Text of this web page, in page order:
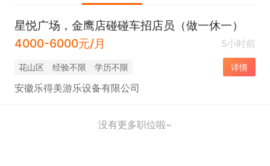
星悦广场，金鹰店碰碰车招店员（做一休一）
4000-6000元/月
5小时前
花山区 经验不限 学历不限 详情
安徽乐得美游乐设备有限公司
没有更多职位啦~